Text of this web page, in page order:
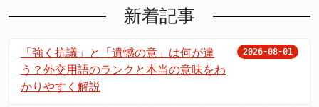
新着記事
「強く抗議」と「遺憾の意」は何が違
う？外交用語のランクと本当の意味をわ
かりやすく解説
2026-08-01